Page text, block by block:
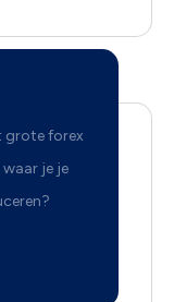
grote forex
je je